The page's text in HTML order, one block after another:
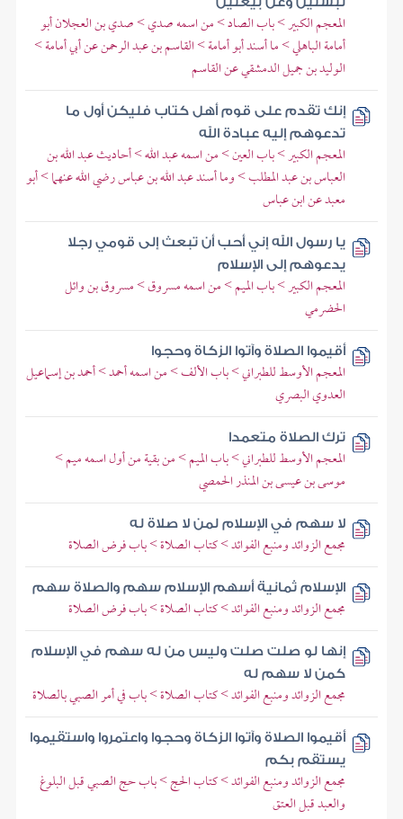
المعجم الكبير > باب الصاد > من اسمه صدي > صدي بن العجلان أبو
أمامة الباهلي > ما أسند أبو أمامة > القاسم بن عبد الرحمن عن أبي أمامة >
الوليد بن جميل الدمشقي عن القاسم
إنك تقدم على قوم أهل كتاب فليكن أول ما
تدعوهم إليه عبادة الله
المعجم الكبير > باب العين > من اسمه عبد الله > أحاديث عبد الله بن
العباس بن عبد المطلب > وما أسند عبد الله بن عباس رضي الله عنهما > أبو
معبد عن ابن عباس
يا رسول الله إني أحب أن تبعث إلى قومي رجلا
يدعوهم إلى الإسلام
المعجم الكبير > باب الميم > من اسمه مسروق > مسروق بن وائل
الحضرمي
أقيموا الصلاة وآتوا الزكاة وحجوا
المعجم الأوسط للطبراني > باب الألف > من اسمه أحمد > أحمد بن إسماعيل
العدوي البصري
ترك الصلاة متعمدا
المعجم الأوسط للطبراني > باب الميم > من بقية من أول اسمه ميم >
موسى بن عيسى بن المنذر الحمصي
لا سهم في الإسلام لمن لا صلاة له
مجمع الزوائد ومنبع الفوائد > كتاب الصلاة > باب فرض الصلاة
الإسلام ثمانية أسهم الإسلام سهم والصلاة سهم
مجمع الزوائد ومنبع الفوائد > كتاب الصلاة > باب فرض الصلاة
إنها لو صلت صلت وليس من له سهم في الإسلام
كمن لا سهم له
مجمع الزوائد ومنبع الفوائد > كتاب الصلاة > باب في أمر الصبي بالصلاة
أقيموا الصلاة وآتوا الزكاة وحجوا واعتمروا واستقيموا
يستقم بكم
مجمع الزوائد ومنبع الفوائد > كتاب الحج > باب حج الصبي قبل البلوغ
والعبد قبل العتق